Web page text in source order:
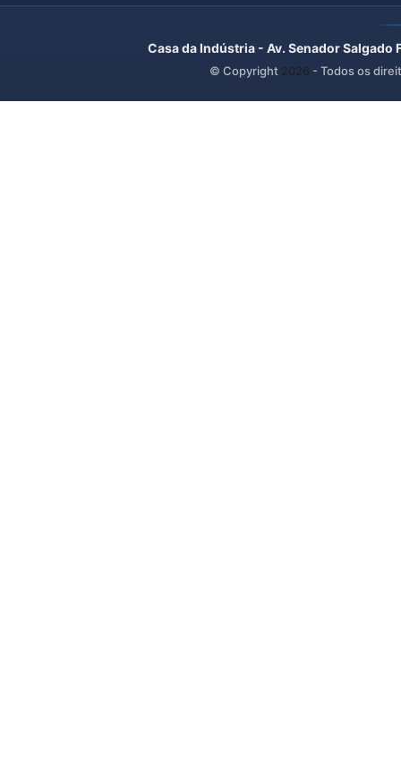
Casa da Indústria - Av. Senador
© Copyright 2026 - Todos os